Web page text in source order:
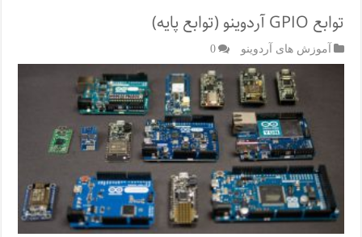
توابع GPIO آردوینو (توابع پایه)
آموزش های آردوینو 0